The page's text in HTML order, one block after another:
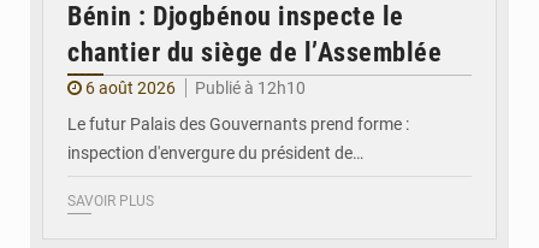
Bénin : Djogbénou inspecte le
chantier du siège de l’Assemblée
6 août 2026
Publié à 12h10
Le futur Palais des Gouvernants prend forme :
inspection d'envergure du président de…
SAVOIR PLUS